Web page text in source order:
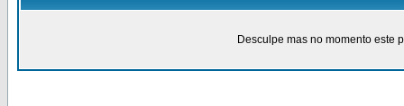
Desculpe mas no momento este